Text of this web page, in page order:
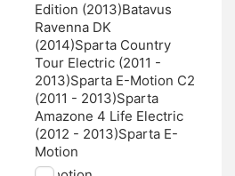
Edition (2013)Batavus
Ravenna DK
(2014)Sparta Country
Tour Electric (2011 -
2013)Sparta E-Motion C2
(2011 - 2013)Sparta
Amazone 4 Life Electric
(2012 - 2013)Sparta E-
Motion